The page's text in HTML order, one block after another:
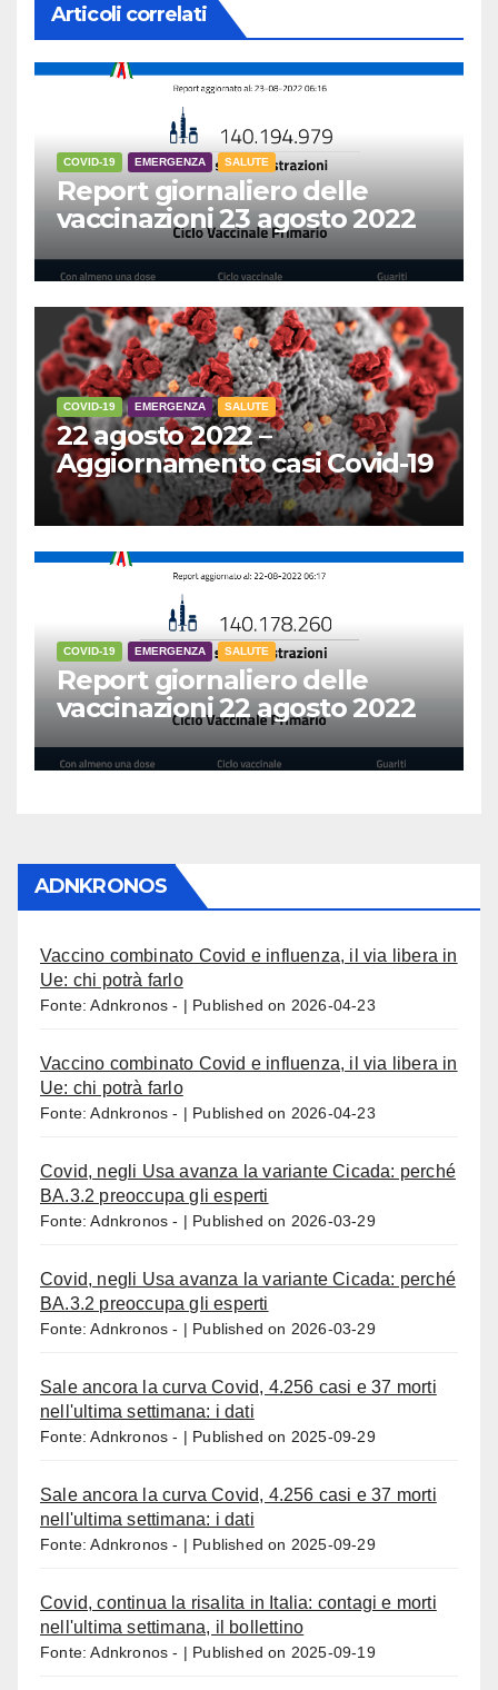
Articoli correlati
COVID-19 EMERGENZA SALUTE
Report giornaliero delle
vaccinazioni 23 agosto 2022
COVID-19 EMERGENZA SALUTE
22 agosto 2022 –
Aggiornamento casi Covid-19
COVID-19 EMERGENZA SALUTE
Report giornaliero delle
vaccinazioni 22 agosto 2022
ADNKRONOS
Vaccino combinato Covid e influenza, il via libera in
Ue: chi potrà farlo
Fonte: Adnkronos - Published on 2026-04-23
Vaccino combinato Covid e influenza, il via libera in
Ue: chi potrà farlo
Fonte: Adnkronos - Published on 2026-04-23
Covid, negli Usa avanza la variante Cicada: perché
BA.3.2 preoccupa gli esperti
Fonte: Adnkronos - Published on 2026-03-29
Covid, negli Usa avanza la variante Cicada: perché
BA.3.2 preoccupa gli esperti
Fonte: Adnkronos - Published on 2026-03-29
Sale ancora la curva Covid, 4.256 casi e 37 morti
nell'ultima settimana: i dati
Fonte: Adnkronos - Published on 2025-09-29
Sale ancora la curva Covid, 4.256 casi e 37 morti
nell'ultima settimana: i dati
Fonte: Adnkronos - Published on 2025-09-29
Covid, continua la risalita in Italia: contagi e morti
nell'ultima settimana, il bollettino
Fonte: Adnkronos - Published on 2025-09-19